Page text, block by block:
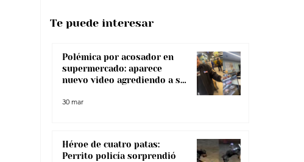
Polémica por acosador en
supermercado: aparece
nuevo video agrediendo a su
30 mar
Héroe de cuatro patas:
Perrito policía sorprendió
Te puede interesar